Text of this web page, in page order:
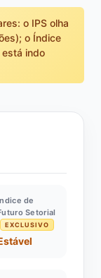
o IPS olha
o Índice
está indo
de
Setorial
EXCLUSIVO